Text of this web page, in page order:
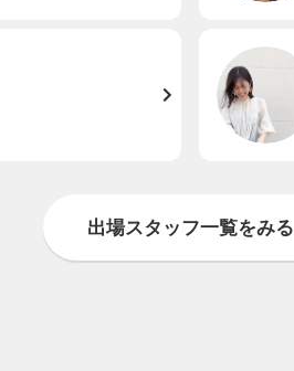
出場スタッフ一覧をみる